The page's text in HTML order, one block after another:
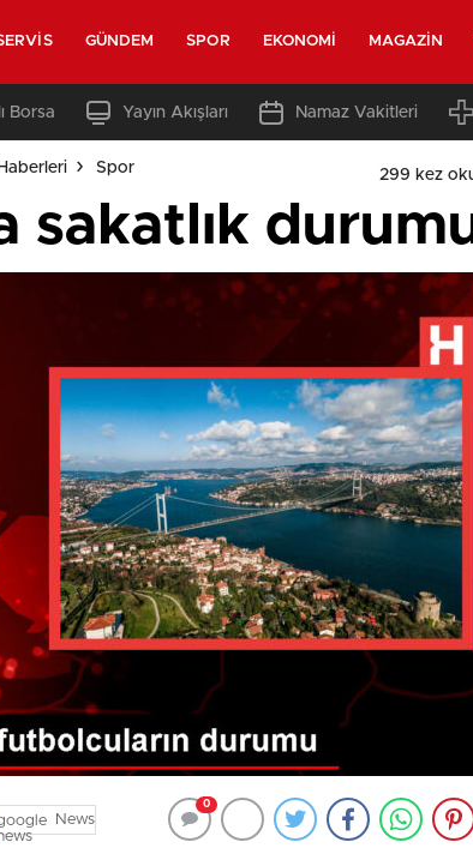
GÜNDEM SPOR EKONOMI MAGAZIN
Borsa Yayın Akışları Namaz Vakitleri
Spor 299 kez
sakatlık
News
0